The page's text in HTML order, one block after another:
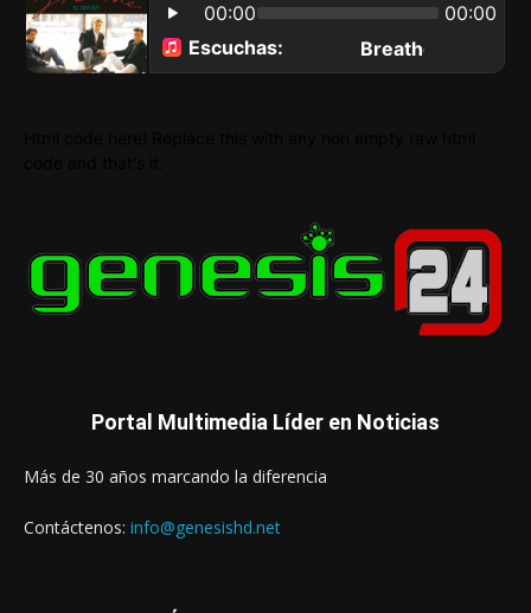
Portal Multimedia Líder en Noticias
Más de 30 años marcando la diferencia
Contáctenos: info@genesishd.net